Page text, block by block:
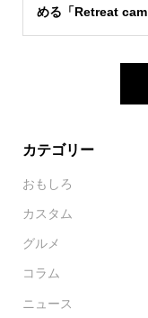
める「Retreat
カテゴリー
おもしろ
カスタム
グルメ
コラム
ニュース